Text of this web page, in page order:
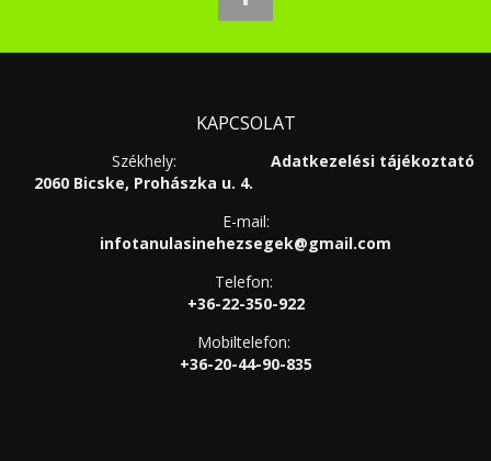
KAPCSOLAT
Adatkezelési tájékoztató
Székhely:
2060 Bicske, Prohászka u. 4.
E-mail:
infotanulasinehezsegek@gmail.com
Telefon:
+36-22-350-922
Mobiltelefon:
+36-20-44-90-835